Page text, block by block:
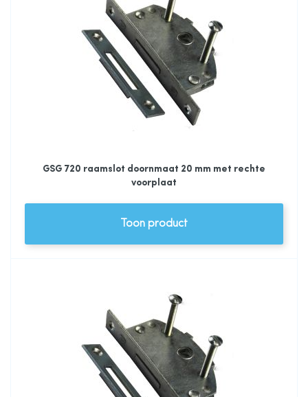
GSG 720 raamslot doornmaat 20 mm met rechte
voorplaat
Toon product